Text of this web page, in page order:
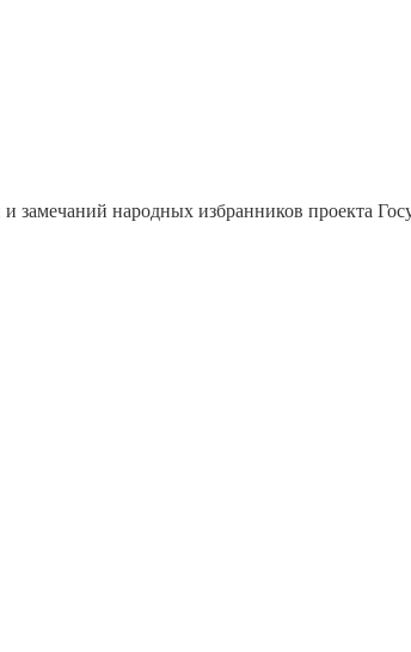
замечаний народных избранников проекта